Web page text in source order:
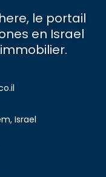
le portail
en Israel
Israel